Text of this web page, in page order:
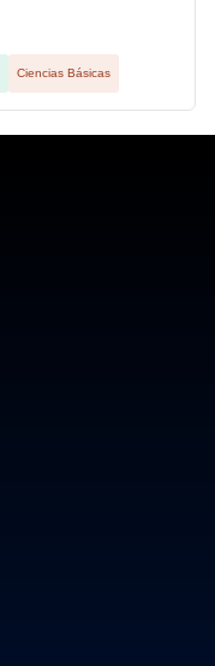
Ciencias Básicas